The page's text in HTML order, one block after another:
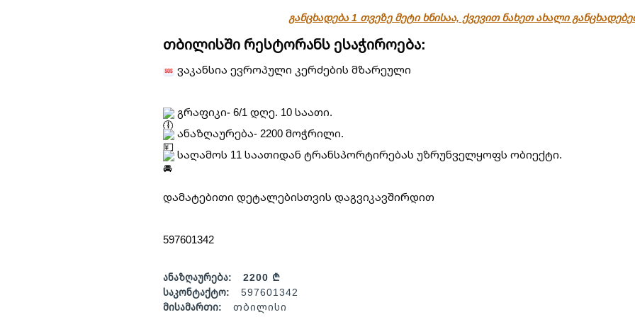
განცხადება 1 თვეზე მეტი ხნისაა, ქვევით ნახეთ ახალი
თბილისში რესტორანს ესაჭიროება:
ვაკანსია ევროპული კერძების მზარეული
გრაფიკი- 6/1 დღე. 10 საათი.
ანაზღაურება- 2200 მოჭრილი.
საღამოს 11 საათიდან ტრანსპორტირებას უზრუნველყოფს ობიექტი.
დამატებითი დეტალებისთვის დაგვიკავშირდით
597601342
ანაზღაურება:
2200 ₾
საკონტაქტო:
597601342
მისამართი:
თბილისი